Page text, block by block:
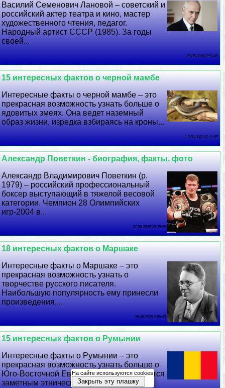
Василий Семенович Лановой – советский и
российский актер театра и кино, мастер
художественного чтения, педагог.
Народный артист СССР (1985). За годы
своей...
29 06 2026 8:52:46
15 интересных фактов о черной мамбе
Интересные факты о черной мамбе – это
прекрасная возможность узнать больше о
ядовитых змеях. Она ведет наземный
образ жизни, изредка взбираясь на кроны...
28 06 2026 11:11:55
Александр Поветкин - биография, факты, фото
Александр Владимирович Поветкин (р.
1979) – российский профессиональный
боксер выступающий в тяжелой весовой
категории. Чемпион 28 Олимпийских
игр-2004 в...
27 06 2026 22:39:29
18 интересных фактов о Маршаке
Интересные факты о Маршаке – это
прекрасная возможность узнать о
творчестве русского писателя.
Наибольшую популярность ему принесли
произведения,...
26 06 2026 2:55:43
15 интересных фактов о Румынии
Интересные факты о Румынии – это
прекрасная возможность узнать больше о
Юго-Восточной Европе. Страна отличается
заметным этническим и культурным...
На сайте используются cookies
Закрыть эту плашку